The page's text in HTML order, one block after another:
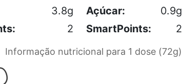
3.8g Açúcar:
0.9g
2 SmartPoints: 2
Informação nutricional para 1 dose (72g)